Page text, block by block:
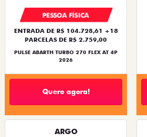
PESSOA FÍSICA
ENTRADA DE R$ 104.728,61 +18
PARCELAS DE R$ 2.759,00
PULSE ABARTH TURBO 270 FLEX AT 4P
2026
Quero agora!
ARGO